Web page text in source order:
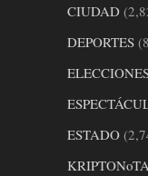
CIUDAD
DEPORTES
ESTADO